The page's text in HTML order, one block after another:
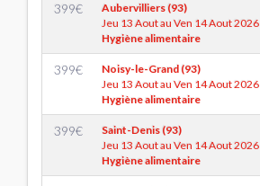
399€
Aubervilliers (93)
Jeu 13 Aout au Ven 14 Aout 2026
Hygiène alimentaire
399€
Noisy-le-Grand (93)
Jeu 13 Aout au Ven 14 Aout 2026
Hygiène alimentaire
399€
Saint-Denis (93)
Jeu 13 Aout au Ven 14 Aout 2026
Hygiène alimentaire